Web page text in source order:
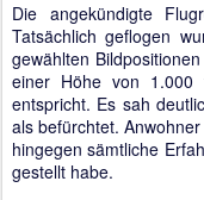
Die angekündigte
Tatsächlich geflogen
gewählten
einer Höhe von
entspricht. Es sah
als befürchtet.
hingegen sämtliche
gestellt habe.